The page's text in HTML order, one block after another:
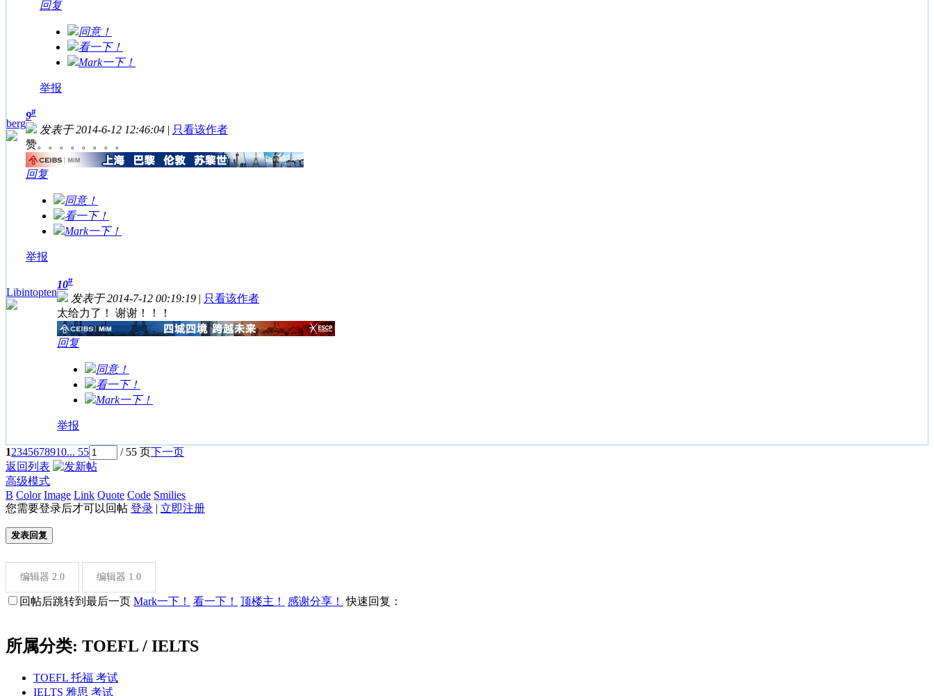
回复
同意！
看一下！
Mark一下！
举报
berg
9#
发表于 2014-6-12 12:46:04 | 只看该作者
赞。。。。。。。。
回复
同意！
看一下！
Mark一下！
举报
Libintopten
10#
发表于 2014-7-12 00:19:19 | 只看该作者
太给力了！ 谢谢！！！
回复
同意！
看一下！
Mark一下！
举报
12345678910... 55 / 55 页下一页
返回列表
高级模式
B Color Image Link Quote Code Smilies
您需要登录后才可以回帖 登录 | 立即注册
发表回复
编辑器 2.0 编辑器 1.0
回帖后跳转到最后一页 Mark一下！ 看一下！ 顶楼主！ 感谢分享！ 快速回复：
所属分类: TOEFL / IELTS
TOEFL 托福 考试
IELTS 雅思 考试